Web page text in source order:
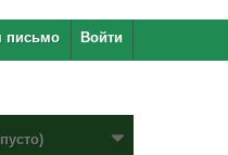
Войти
письмо